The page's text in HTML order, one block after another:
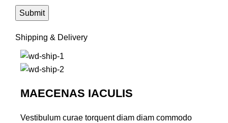
Shipping & Delivery
MAECENAS IACULIS
Vestibulum curae torquent diam diam commodo